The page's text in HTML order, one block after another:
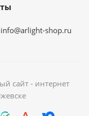
info@arlight-shop.ru
сайт - интернет